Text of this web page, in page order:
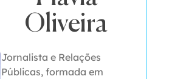
Oliveira
Jornalista e Relações
Públicas, formada em